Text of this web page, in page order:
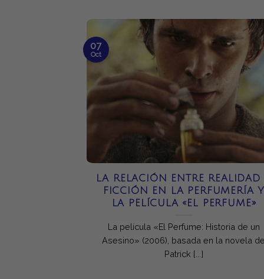
LA RELACIÓN ENTRE REALIDAD
FICCIÓN EN LA PERFUMERÍA Y
LA PELÍCULA «EL PERFUME»
La película «El Perfume: Historia de un
Asesino» (2006), basada en la novela de
Patrick [...]
07
Oct